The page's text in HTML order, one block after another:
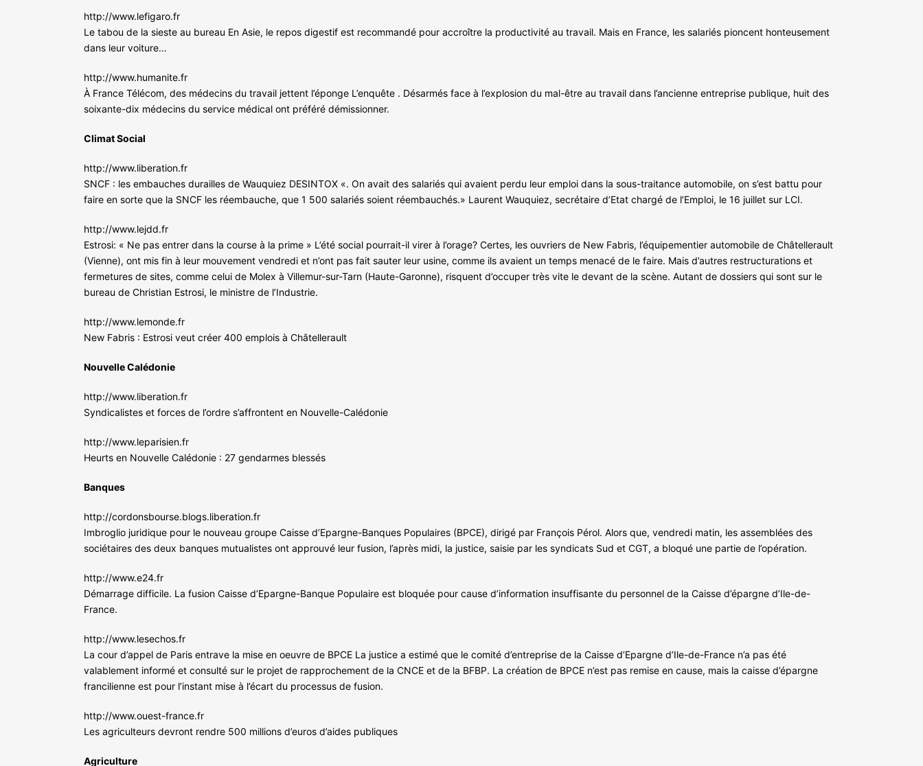
http://www.lefigaro.fr
Le tabou de la sieste au bureau En Asie, le repos digestif est recommandé pour accroître la productivité au travail. Mais en France, les salariés pioncent honteusement
dans leur voiture…
http://www.humanite.fr
À France Télécom, des médecins du travail jettent l’éponge L’enquête . Désarmés face à l’explosion du mal-être au travail dans l’ancienne entreprise publique, huit des
soixante-dix médecins du service médical ont préféré démissionner.
Climat Social
http://www.liberation.fr
SNCF : les embauches durailles de Wauquiez DESINTOX «. On avait des salariés qui avaient perdu leur emploi dans la sous-traitance automobile, on s’est battu pour
faire en sorte que la SNCF les réembauche, que 1 500 salariés soient réembauchés.» Laurent Wauquiez, secrétaire d’Etat chargé de l’Emploi, le 16 juillet sur LCI.
http://www.lejdd.fr
Estrosi: « Ne pas entrer dans la course à la prime » L’été social pourrait-il virer à l’orage? Certes, les ouvriers de New Fabris, l’équipementier automobile de Châtellerault
(Vienne), ont mis fin à leur mouvement vendredi et n’ont pas fait sauter leur usine, comme ils avaient un temps menacé de le faire. Mais d’autres restructurations et
fermetures de sites, comme celui de Molex à Villemur-sur-Tarn (Haute-Garonne), risquent d’occuper très vite le devant de la scène. Autant de dossiers qui sont sur le
bureau de Christian Estrosi, le ministre de l’Industrie.
http://www.lemonde.fr
New Fabris : Estrosi veut créer 400 emplois à Châtellerault
Nouvelle Calédonie
http://www.liberation.fr
Syndicalistes et forces de l’ordre s’affrontent en Nouvelle-Calédonie
http://www.leparisien.fr
Heurts en Nouvelle Calédonie : 27 gendarmes blessés
Banques
http://cordonsbourse.blogs.liberation.fr
Imbroglio juridique pour le nouveau groupe Caisse d’Epargne-Banques Populaires (BPCE), dirigé par François Pérol. Alors que, vendredi matin, les assemblées des
sociétaires des deux banques mutualistes ont approuvé leur fusion, l’après midi, la justice, saisie par les syndicats Sud et CGT, a bloqué une partie de l’opération.
http://www.e24.fr
Démarrage difficile. La fusion Caisse d’Epargne-Banque Populaire est bloquée pour cause d’information insuffisante du personnel de la Caisse d’épargne d’Ile-de-
France.
http://www.lesechos.fr
La cour d’appel de Paris entrave la mise en oeuvre de BPCE La justice a estimé que le comité d’entreprise de la Caisse d’Epargne d’Ile-de-France n’a pas été
valablement informé et consulté sur le projet de rapprochement de la CNCE et de la BFBP. La création de BPCE n’est pas remise en cause, mais la caisse d’épargne
francilienne est pour l’instant mise à l’écart du processus de fusion.
http://www.ouest-france.fr
Les agriculteurs devront rendre 500 millions d’euros d’aides publiques
Agriculture